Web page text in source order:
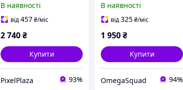
769765C4E
В наявності
від457₴/міс
2 740₴
Купити
PixelPlaza 93%
856C73H09
В наявності
від325₴/міс
1 950₴
Купити
OmegaSquad 94%